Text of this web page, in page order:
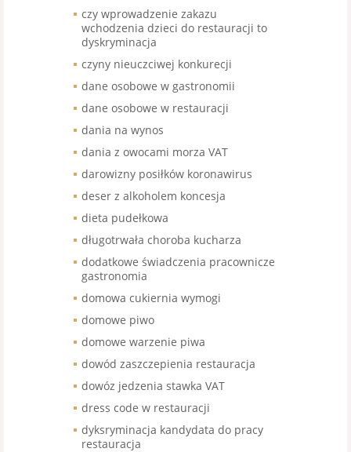
czy wprowadzenie zakazu
wchodzenia dzieci do restauracji to
dyskryminacja
czyny nieuczciwej konkurecji
dane osobowe w gastronomii
dane osobowe w restauracji
dania na wynos
dania z owocami morza VAT
darowizny posiłków koronawirus
deser z alkoholem koncesja
dieta pudełkowa
długotrwała choroba kucharza
dodatkowe świadczenia pracownicze
gastronomia
domowa cukiernia wymogi
domowe piwo
domowe warzenie piwa
dowód zaszczepienia restauracja
dowóz jedzenia stawka VAT
dress code w restauracji
dyksryminacja kandydata do pracy
restauracja